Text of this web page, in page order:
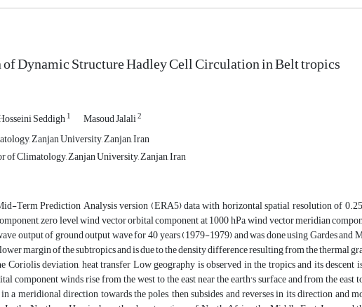
Dynamic Structure Hadley Cell Circulation in Belt tropics
Seddigh1 Masoud Jalali2
Zanjan University, Zanjan, Iran
of Climatology, Zanjan University, Zanjan, Iran
Term Prediction Analysis version (ERA5) data with horizontal spatial resolution of
zero level wind vector orbital component at 1000 hPa, wind vector meridian
output of ground output wave for 40 years (1979-1979) and was done using Gardes
margin of the subtropics and is due to the density difference resulting from the thermal
Coriolis deviation, heat transfer Low geography is observed in the tropics and its descent
component winds rise from the west to the east near the earth's surface and from the
in a meridional direction towards the poles, then subsides and reverses in its direction and